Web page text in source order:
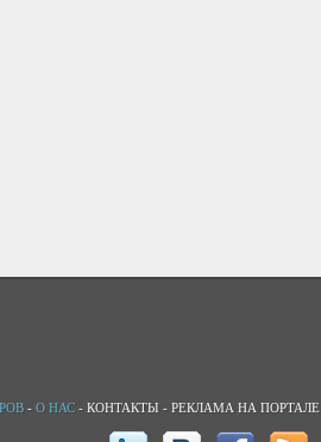
- О НАС - КОНТАКТЫ - РЕКЛАМА НА ПОРТАЛЕ